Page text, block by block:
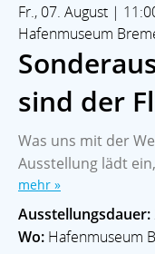
Fr., 07. August |
Hafenmuseum
sind der
Was uns mit der
Ausstellung lädt
mehr »
Ausstellungsdauer:
Wo: Hafenmuseum